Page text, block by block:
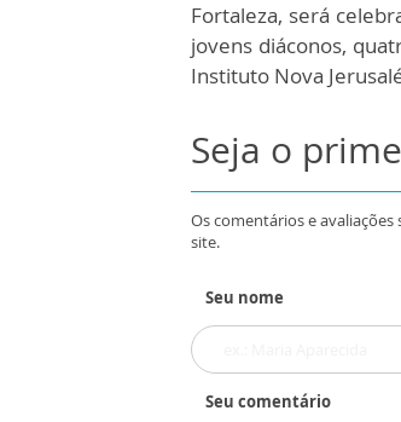
Fortaleza, será
jovens diáconos,
Instituto Nova
Seja o
Os comentários e
site.
Seu nome
Seu comentário